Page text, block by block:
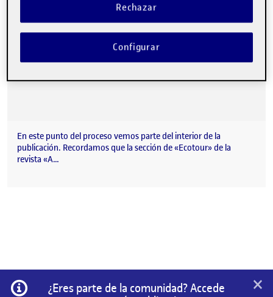
En este punto del proceso vemos parte del interior de la
publicación. Recordamos que la sección de «Ecotour» de la
revista «A…
Información
¿Eres parte de la comunidad? Accede
×
Rechazar
Configurar